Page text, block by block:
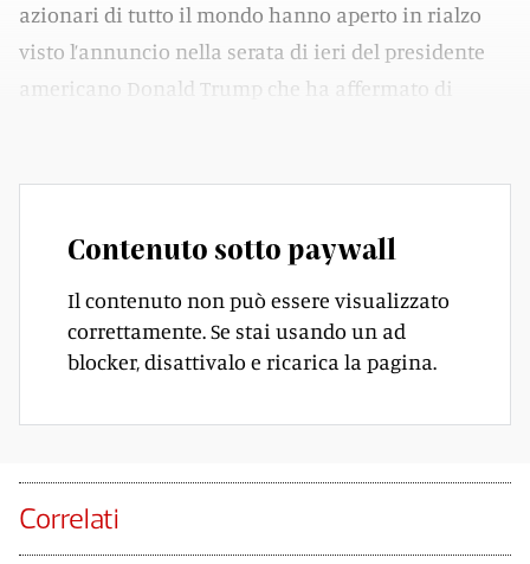
azionari di tutto il mondo hanno aperto in rialzo
visto l’annuncio nella serata di ieri del presidente
americano Donald Trump che ha affermato di
Contenuto sotto paywall
Il contenuto non può essere visualizzato
correttamente. Se stai usando un ad
blocker, disattivalo e ricarica la pagina.
Correlati